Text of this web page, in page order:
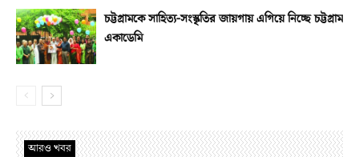
চট্টগ্রামকে সাহিত্য-সংস্কৃতির জায়গায় এগিয়ে নিচ্ছে চট্টগ্রাম
একাডেমি
আরও খবর